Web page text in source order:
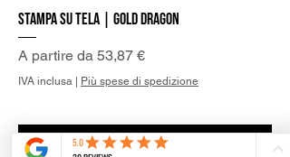
Stampa su Tela | Gold Dragon
A partire da 53,87 €
Prezzo scontato
IVA inclusa Più spese di spedizione
Aggiungi al carrello